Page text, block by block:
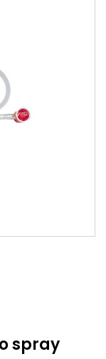
spray